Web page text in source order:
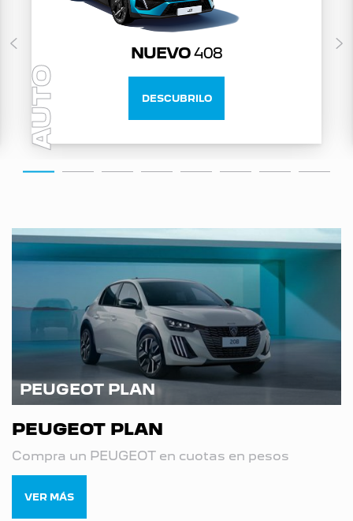
AUTO
NUEVO408
DESCUBRILO
PEUGEOT PLAN
PEUGEOT PLAN
Compra un PEUGEOT en cuotas en pesos
VER MÁS